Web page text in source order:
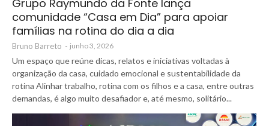
Grupo Raymundo da Fonte lança
comunidade “Casa em Dia” para apoiar
famílias na rotina do dia a dia
Bruno Barreto - junho 3, 2026
Um espaço que reúne dicas, relatos e iniciativas voltadas à
organização da casa, cuidado emocional e sustentabilidade da
rotina Alinhar trabalho, rotina com os filhos e a casa, entre outras
demandas, é algo muito desafiador e, até mesmo, solitário...